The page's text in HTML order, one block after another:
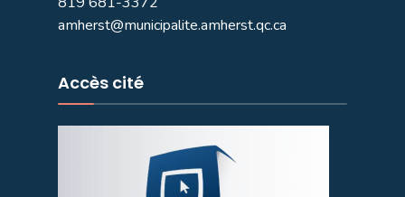
amherst@municipalite.amherst.qc.ca
Accès cité